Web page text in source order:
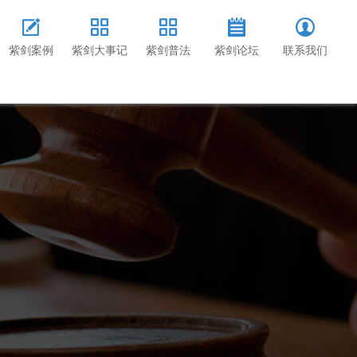
紫剑案例 紫剑大事记 紫剑普法 紫剑论坛 联系我们